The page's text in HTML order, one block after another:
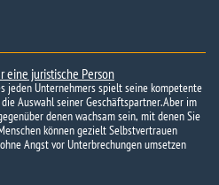
eine juristische Person
jeden Unternehmers spielt seine kompetente
Auswahl seiner Geschäftspartner. Aber im
denen wachsam sein, mit denen Sie
können gezielt Selbstvertrauen
Angst vor Unterbrechungen umsetzen